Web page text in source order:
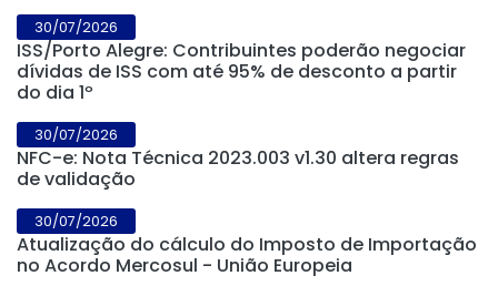
30/07/2026
ISS/Porto Alegre: Contribuintes poderão negociar
dívidas de ISS com até 95% de desconto a partir
do dia 1º
30/07/2026
NFC-e: Nota Técnica 2023.003 v1.30 altera regras
de validação
30/07/2026
Atualização do cálculo do Imposto de Importação
no Acordo Mercosul - União Europeia